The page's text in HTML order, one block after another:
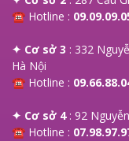
☎ Hotline :
✦ Cơ sở 3 : 332
Hà Nội
☎ Hotline :
✦ Cơ sở 4: 92
☎ Hotline :